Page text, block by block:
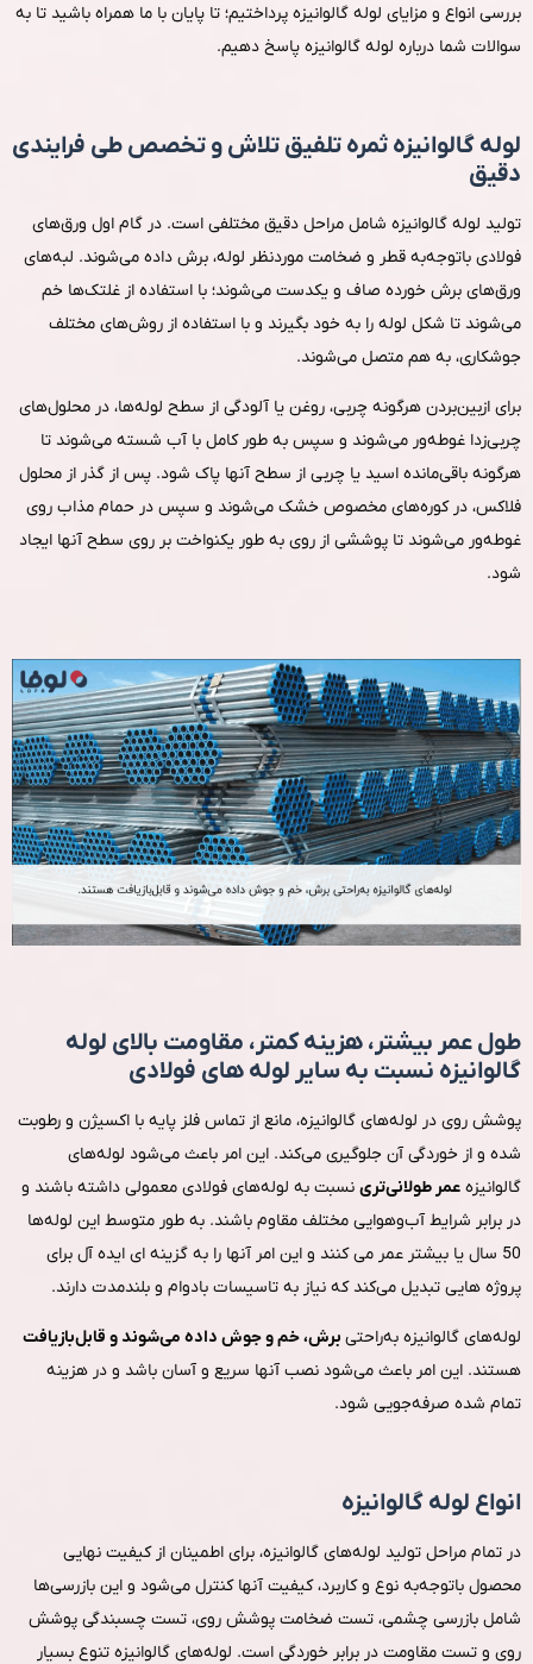
بررسی انواع و مزایای لوله گالوانیزه پرداختیم؛ تا پایان با ما همراه باشید تا به
سوالات شما درباره لوله گالوانیزه پاسخ دهیم.
لوله گالوانیزه ثمره تلفیق تلاش و تخصص طی فرایندی
دقیق
تولید لوله گالوانیزه شامل مراحل دقیق مختلفی است. در گام اول ورق‌های
فولادی باتوجه‌به قطر و ضخامت موردنظر لوله، برش داده می‌شوند. لبه‌های
ورق‌های برش خورده صاف و یکدست می‌شوند؛ با استفاده از غلتک‌ها خم
می‌شوند تا شکل لوله را به خود بگیرند و با استفاده از روش‌های مختلف
جوشکاری، به هم متصل می‌شوند.
برای ازبین‌بردن هرگونه چربی، روغن یا آلودگی از سطح لوله‌ها، در محلول‌های
چربی‌زدا غوطه‌ور می‌شوند و سپس به طور کامل با آب شسته می‌شوند تا
هرگونه باقی‌مانده اسید یا چربی از سطح آنها پاک شود. پس از گذر از محلول
فلاکس، در کوره‌های مخصوص خشک می‌شوند و سپس در حمام مذاب روی
غوطه‌ور می‌شوند تا پوششی از روی به طور یکنواخت بر روی سطح آنها ایجاد
شود.
طول عمر بیشتر، هزینه کمتر، مقاومت بالای لوله
گالوانیزه نسبت به سایر لوله های فولادی
پوشش روی در لوله‌های گالوانیزه، مانع از تماس فلز پایه با اکسیژن و رطوبت
شده و از خوردگی آن جلوگیری می‌کند. این امر باعث می‌شود لوله‌های
گالوانیزه عمر طولانی‌تری نسبت به لوله‌های فولادی معمولی داشته باشند و
در برابر شرایط آب‌وهوایی مختلف مقاوم باشند. به طور متوسط این لوله‌ها
50 سال یا بیشتر عمر می کنند و این امر آنها را به گزینه ای ایده آل برای
پروژه هایی تبدیل می‌کند که نیاز به تاسیسات بادوام و بلندمدت دارند.
لوله‌های گالوانیزه به‌راحتی برش، خم و جوش داده می‌شوند و قابل‌بازیافت
هستند. این امر باعث می‌شود نصب آنها سریع و آسان باشد و در هزینه
تمام شده صرفه‌جویی شود.
انواع لوله گالوانیزه
در تمام مراحل تولید لوله‌های گالوانیزه، برای اطمینان از کیفیت نهایی
محصول باتوجه‌به نوع و کاربرد، کیفیت آنها کنترل می‌شود و این بازرسی‌ها
شامل بازرسی چشمی، تست ضخامت پوشش روی، تست چسبندگی پوشش
روی و تست مقاومت در برابر خوردگی است. لوله‌های گالوانیزه تنوع بسیار